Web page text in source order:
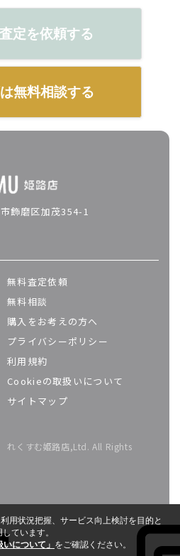
定を依頼する
無料相談する
飾磨区加茂354-1
無料査定依頼
無料相談
購入をお考えの方へ
プライバシーポリシー
利用規約
Cookieの取扱いについて
サイトマップ
くすむ姫路店,Ltd. All Rights
用状況把握、サービス向上検討を目的と
ています。
いについて」 をご確認ください。